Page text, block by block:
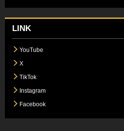
LINK
YouTube
X
TikTok
Instagram
Facebook